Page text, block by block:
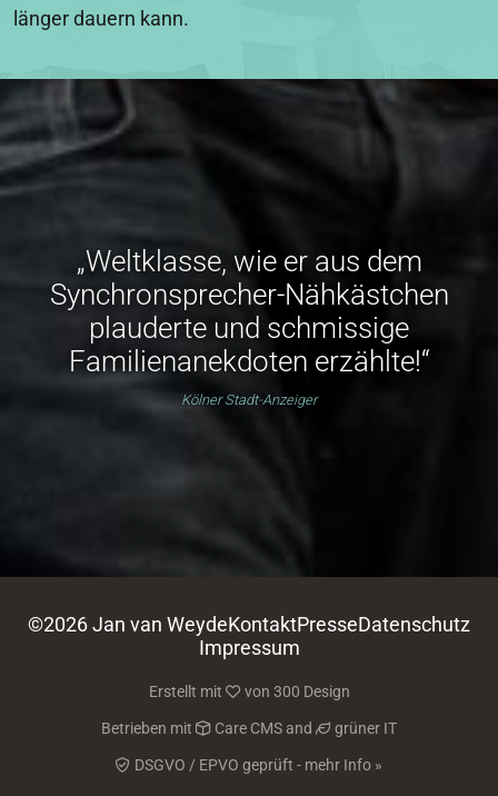
länger dauern kann.
„Weltklasse, wie er aus dem
Synchronsprecher-Nähkästchen
plauderte und schmissige
Familienanekdoten erzählte!“
Kölner Stadt-Anzeiger
©2026 Jan van WeydeKontaktPresseDatenschutz
Impressum
Erstellt mit von 300 Design
Betrieben mit Care CMSand grüner IT
DSGVO / EPVO geprüft - mehr Info »